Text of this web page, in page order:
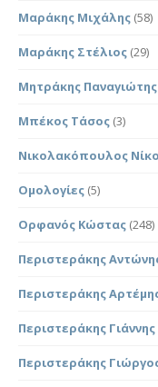
Μαράκης Μιχάλης (58)
Μαράκης Στέλιος (29)
Μητράκης Παναγιώτης
Μπέκος Τάσος (3)
Νικολακόπουλος
Ομολογίες (5)
Ορφανός Κώστας (248)
Περιστεράκης
Περιστεράκης
Περιστεράκης Γιάννης
Περιστεράκης